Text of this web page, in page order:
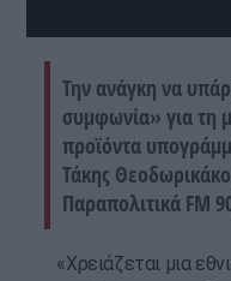
Την ανάγκη να
συμφωνία» για τη
προϊόντα
Τάκης
Παραπολιτικά FM
«Χρειάζεται μια